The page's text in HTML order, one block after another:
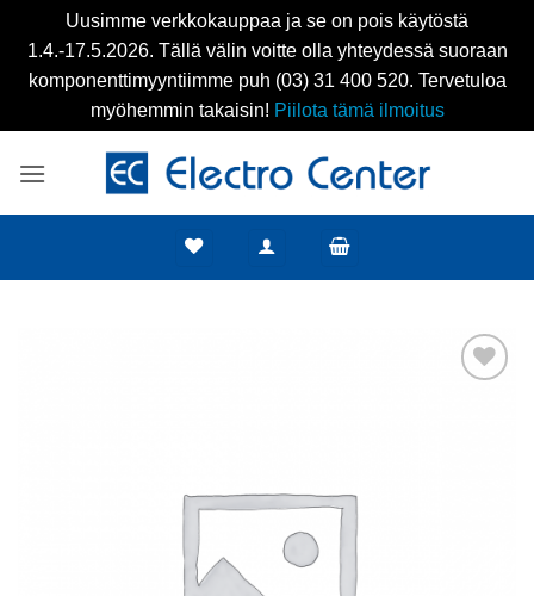
Uusimme verkkokauppaa ja se on pois käytöstä
1.4.-17.5.2026. Tällä välin voitte olla yhteydessä suoraan
komponenttimyyntiimme puh (03) 31 400 520. Tervetuloa
myöhemmin takaisin! Piilota tämä ilmoitus